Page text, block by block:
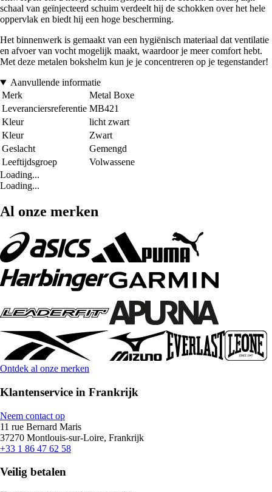
schaal van geïnjecteerd schuim verdeelt hij de schokken over het hele
oppervlak en biedt hij een hoge bescherming.
Het binnenwerk is gemaakt van een hygiënisch materiaal dat ventilatie
en afvoer van vocht mogelijk maakt, waardoor je meer comfort hebt.
Met deze metalen bokshelm kun je je concentreren op je tegenstander!
Aanvullende informatie
Merk
Metal Boxe
Leveranciersreferentie MB421
Kleur
licht zwart
Kleur
Zwart
Geslacht
Gemengd
Leeftijdsgroep
Volwassene
Loading...
Loading...
Al onze merken
Ontdek al onze merken
Klantenservice in Frankrijk
Neem contact op
11 rue Bernard Maris
37270 Montlouis-sur-Loire, Frankrijk
+33 1 86 47 62 58
Veilig betalen